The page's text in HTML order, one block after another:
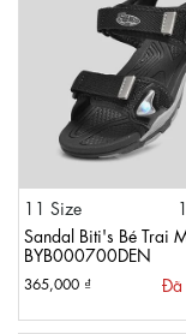
11 Size
Sandal Biti's Bé Trai
BYB000700DEN
365,000 ₫ Đã